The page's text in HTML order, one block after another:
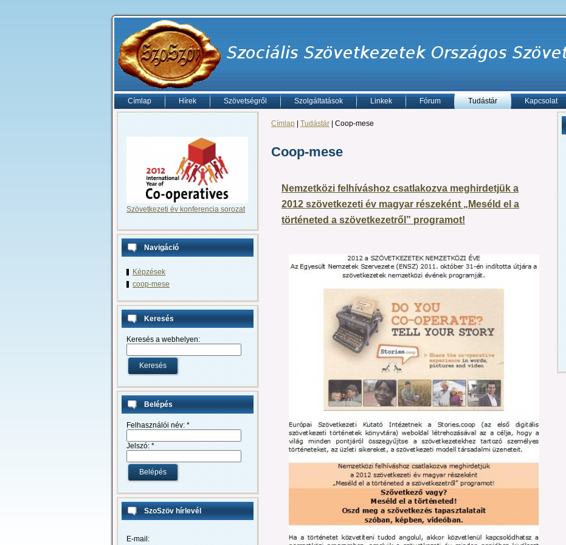
Címlap Hírek Szövetségről Szolgáltatások Linkek Fórum Tudástár Kapcsolat
Szövetkezeti év konferencia sorozat
Navigáció
Képzések
coop-mese
Keresés
Keresés a webhelyen:
Belépés
Felhasználói név: *
Jelszó: *
SzoSzöv hírlevél
E-mail:
Címlap Tudástár | Coop-mese
Coop-mese
Nemzetközi felhíváshoz csatlakozva meghirdetjük a
2012 szövetkezeti év magyar részeként „Meséld el a
történeted a szövetkezetről” programot!